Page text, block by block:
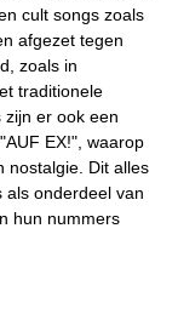
cult songs zoals
afgezet tegen
zoals in
traditionele
zijn er ook een
EX!", waarop
nostalgie. Dit alles
als onderdeel van
hun nummers